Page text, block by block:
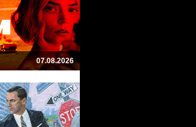
8.9
Люк Кейдж
07.08.2026